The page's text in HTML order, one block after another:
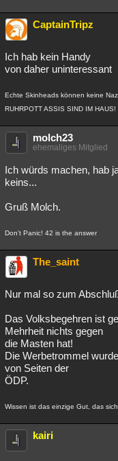
CaptainTripz
Ich hab kein Handy
von daher uninteressant
Echte Skinheads können keine
RUHRPOTT ASSIS SIND IM HAUS!
molch23
ehemaliges Mitglied
Ich würds machen, hab
keins...
Gruß Molch.
Don't Panic! 42 is the answer
The_saint
Nur mal so zum
Das Volksbegehren ist
Mehrheit nichts gegen
die Masten hat!
Die Werbetrommel
von Seiten der
ÖDP.
Wissen ist das einzige Gut, das
kairi